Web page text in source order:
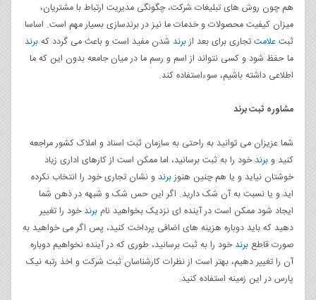
هم چون روش های تبلیغات شرکت، چگونگی مدیریت ارتباط با مشتریان،
میزان کیفیت محصولات و خدمات ما نیز در برندسازی بسیار مهم است. اساسا
ثبتعلامتتجاری برای بعد ازبرند شدن مفید است و باعث می گردد کهبرند
ما حفظ شود و کسی نتواند از اسم و رسم ما در میان جامعه بدون این که ما
اطلاعی داشته باشیم، سوءاستفاده کند.
مشاوره ثبت برند
شما عزیزان می توانید به راحتی به سازمان ثبت اسناد و املاک کشور مراجعه
کنید وبرندخود را به ثبت برسانید، اما ممکن است از کارهای اداری زیاد
خوشتان نیاید و یا هم چنین هنوزبرند و نشان تجاری خود را انتخاب نکرده
اید و یا نسبت به آن شک دارید. اگر این حس شک و شبهه در ذهن شما
ایجاد شود ممکن است در آینده ای نزدیک بخواهید نام برندخود را تغییر
دهید که باید دوباره هزینه های اضافی پرداخت کنید، پس اگر می خواهید به
صورت قاطع برندخود را به ثبت برسانید، طوری که در آینده نخواهیم دوباره
آن را تغییر دهیم، بهتر است از نظرات کارشناسان ثبت شرکت و اخذ رتبه نیک
پارس در این زمینه استفاده کنید.